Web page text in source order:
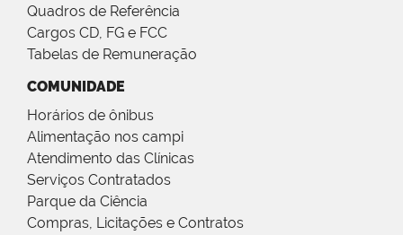
Quadros de Referência
Cargos CD, FG e FCC
Tabelas de Remuneração
COMUNIDADE
Horários de ônibus
Alimentação nos campi
Atendimento das Clínicas
Serviços Contratados
Parque da Ciência
Compras, Licitações e Contratos